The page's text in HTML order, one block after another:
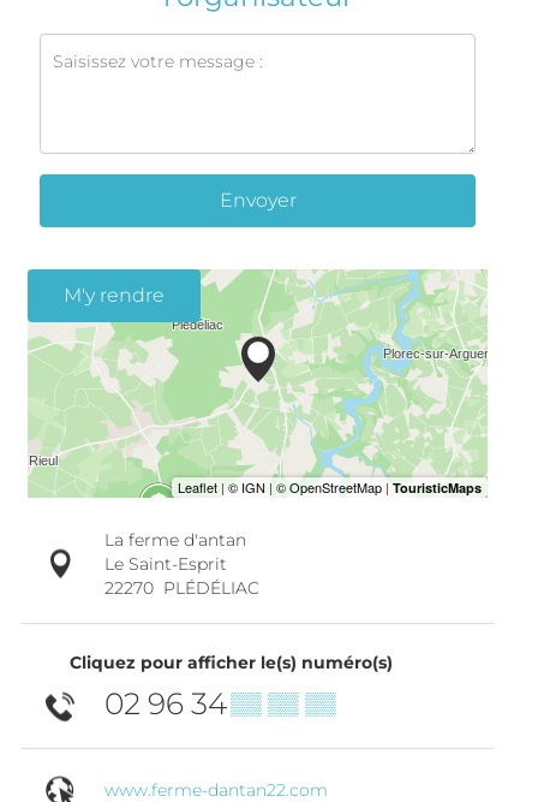
Envoyer
M'y rendre
La ferme d'antan
Le Saint-Esprit
22270 PLÉDÉLIAC
Cliquez pour afficher le(s) numéro(s)
02 96 34▒▒ ▒▒ ▒▒
www.ferme-dantan22.com